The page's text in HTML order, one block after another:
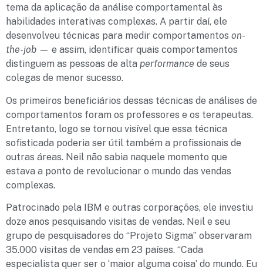
tema da aplicação da análise comportamental às
habilidades interativas complexas. A partir daí, ele
desenvolveu técnicas para medir comportamentos on-
the-job — e assim, identificar quais comportamentos
distinguem as pessoas de alta performance de seus
colegas de menor sucesso.
Os primeiros beneficiários dessas técnicas de análises de
comportamentos foram os professores e os terapeutas.
Entretanto, logo se tornou visível que essa técnica
sofisticada poderia ser útil também a profissionais de
outras áreas. Neil não sabia naquele momento que
estava a ponto de revolucionar o mundo das vendas
complexas.
Patrocinado pela IBM e outras corporações, ele investiu
doze anos pesquisando visitas de vendas. Neil e seu
grupo de pesquisadores do “Projeto Sigma” observaram
35.000 visitas de vendas em 23 países. “Cada
especialista quer ser o ‘maior alguma coisa’ do mundo. Eu